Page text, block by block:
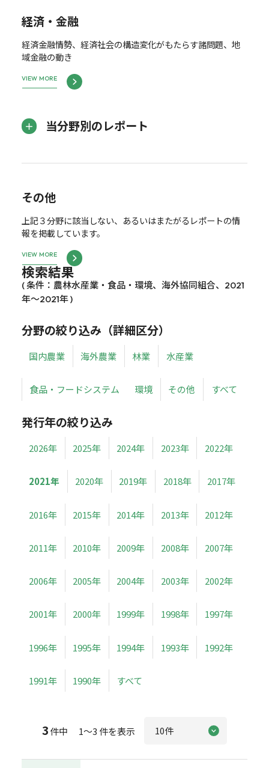
経済・金融
経済金融情勢、経済社会の構造変化がもたらす諸問題、地
域金融の動き
VIEW MORE
当分野別のレポート
その他
上記３分野に該当しない、あるいはまたがるレポートの情
報を掲載しています。
VIEW MORE
検索結果
( 条件：農林水産業・食品・環境、海外協同組合、2021
年～2021年 )
分野の絞り込み（詳細区分）
国内農業 海外農業 林業 水産業
食品・フードシステム 環境 その他 すべて
発行年の絞り込み
2026年 2025年 2024年 2023年 2022年
2021年 2020年 2019年 2018年 2017年
2016年 2015年 2014年 2013年 2012年
2011年 2010年 2009年 2008年 2007年
2006年 2005年 2004年 2003年 2002年
2001年 2000年 1999年 1998年 1997年
1996年 1995年 1994年 1993年 1992年
1991年 1990年 すべて
3件中 1～3 件を表示